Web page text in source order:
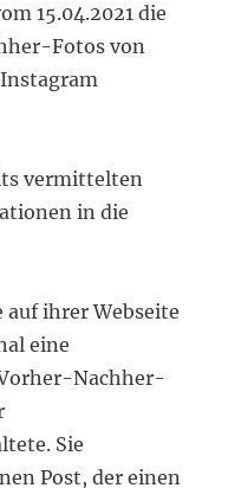
15.04.2021 die
Fotos von
vermittelten
in die
ihrer Webseite
eine
Nachher-
Sie
Post, der einen